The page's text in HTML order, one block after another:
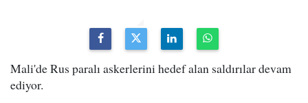
Mali'de Rus paralı askerlerini hedef alan saldırılar devam
ediyor.